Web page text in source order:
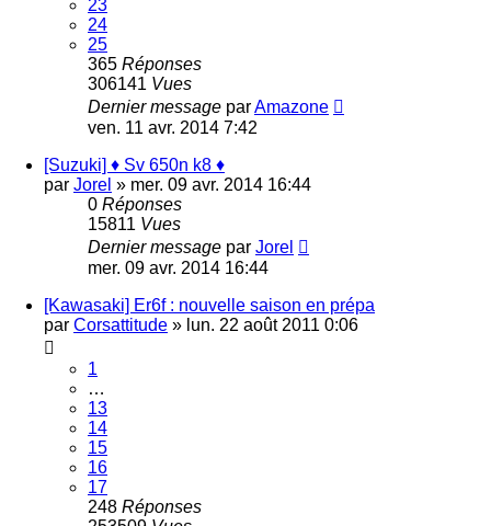
23
24
25
365 Réponses
306141 Vues
Dernier message parAmazone
ven. 11 avr. 2014 7:42
[Suzuki] ♦ Sv 650n k8 ♦
par Jorel » mer. 09 avr. 2014 16:44
0 Réponses
15811 Vues
Dernier message par Jorel
mer. 09 avr. 2014 16:44
[Kawasaki] Er6f : nouvelle saison en prépa
par Corsattitude » lun. 22 août 2011 0:06
1
…
13
14
15
16
17
248 Réponses